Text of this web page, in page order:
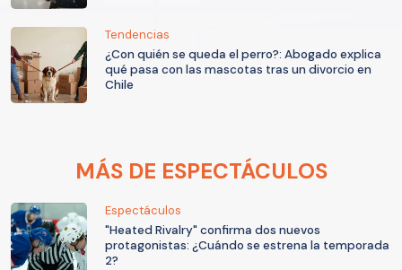
Tendencias
¿Con quién se queda el perro?: Abogado explica
qué pasa con las mascotas tras un divorcio en
Chile
MÁS DE ESPECTÁCULOS
Espectáculos
"Heated Rivalry" confirma dos nuevos
protagonistas: ¿Cuándo se estrena la temporada
2?